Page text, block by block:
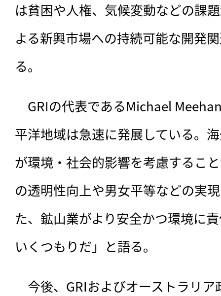
は貧困や人権、気候変動などの課
よる新興市場への持続可能な開発
る。
GRIの代表であるMichael
平洋地域は急速に発展している。
が環境・社会的影響を考慮するこ
の透明性向上や男女平等などの実
た、鉱山業がより安全かつ環境に
いくつもりだ」と語る。
今後、GRIおよびオーストラリ